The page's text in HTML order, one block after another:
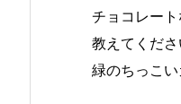
チョコレー
教えてくださ
緑のちっこ